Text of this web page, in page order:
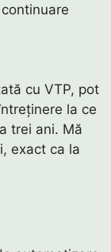
cu VTP, pot
la ce
trei ani. Mă
exact ca la